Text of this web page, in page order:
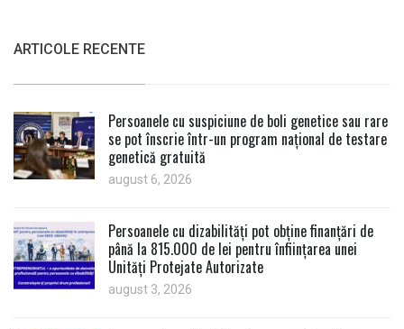
ARTICOLE RECENTE
Persoanele cu suspiciune de boli genetice sau rare
se pot înscrie într-un program național de testare
genetică gratuită
august 6, 2026
Persoanele cu dizabilități pot obține finanțări de
până la 815.000 de lei pentru înființarea unei
Unități Protejate Autorizate
august 3, 2026